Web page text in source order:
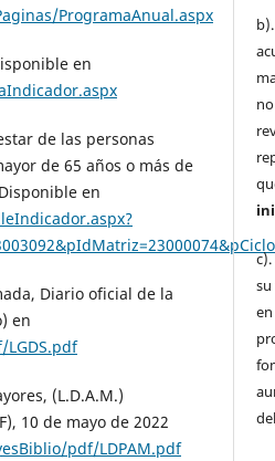
ProgramaAnual.aspx
en
de las personas
de 65 años o más de
en
Diario oficial de la
en
(L.D.A.M.)
10 de mayo de 2022
pdf/LDPAM.pdf
c).